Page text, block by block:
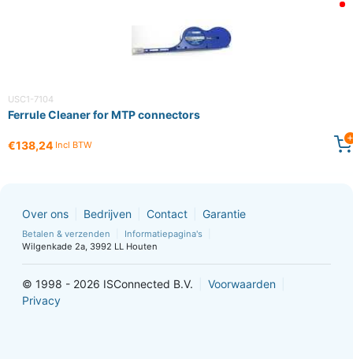
USC1-7104
Ferrule Cleaner for MTP connectors
€138,24 Incl BTW
Over ons Bedrijven Contact Garantie
Betalen & verzenden
Informatiepagina's
Wilgenkade 2a, 3992 LL Houten
© 1998 - 2026 ISConnected B.V.
Voorwaarden
Privacy